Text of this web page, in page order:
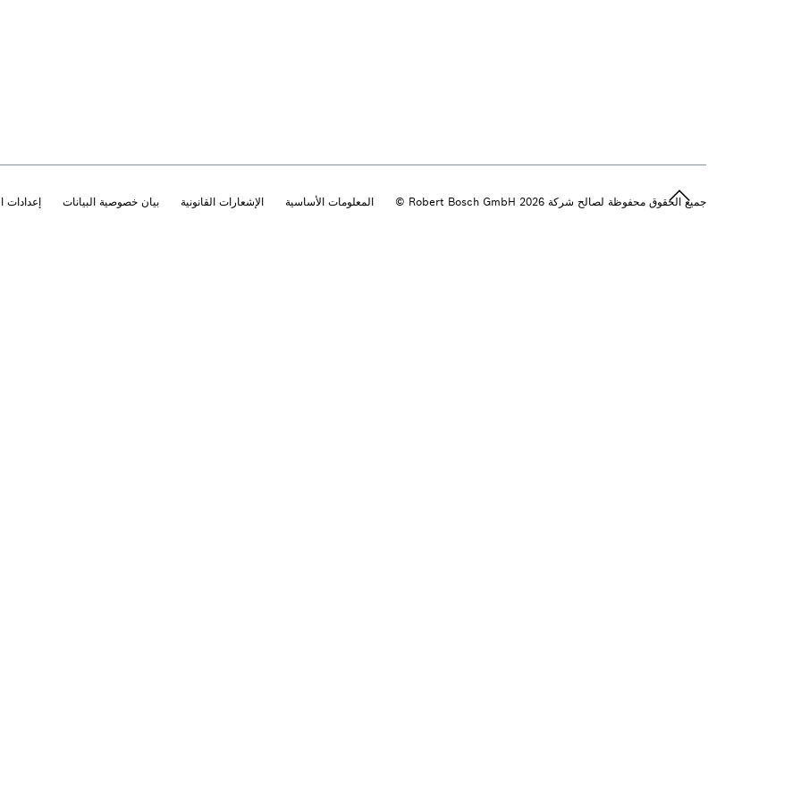
المعلومات الأساسية الإشعارات القانونية بيان خصوصية البيانات إعدادات جميع الحقوق محفوظة لصالح شركة 2026 ‎© Robert Bosch GmbH